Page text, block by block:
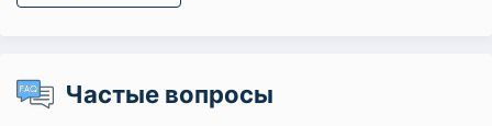
Частые вопросы